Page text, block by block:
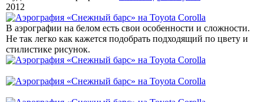
2012
В аэрографии на белом есть свои особенности и сложности.
Не так легко как кажется подобрать подходящий по цвету и
стилистике рисунок.